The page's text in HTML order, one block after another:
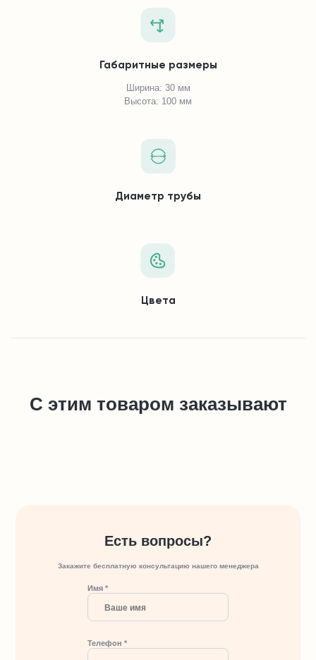
Габаритные размеры
Ширина: 30 мм
Высота: 100 мм
Диаметр трубы
Цвета
С этим товаром заказывают
Есть вопросы?
Закажите бесплатную консультацию нашего менеджера
Имя *
Телефон *